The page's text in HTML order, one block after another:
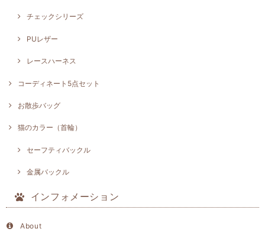
チェックシリーズ
PUレザー
レースハーネス
コーディネート5点セット
お散歩バッグ
猫のカラー（首輪）
セーフティバックル
金属バックル
インフォメーション
About